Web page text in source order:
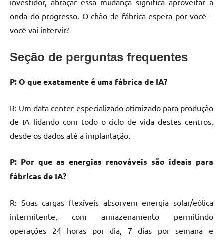
onda do progresso. O chão de fábrica espera por você –
você vai intervir?
Seção de perguntas frequentes
P: O que exatamente é uma fábrica de IA?
R: Um data center especializado otimizado para produção
de IA lidando com todo o ciclo de vida destes centros,
desde os dados até a implantação.
P: Por que as energias renováveis são ideais para
fábricas de IA?
R: Suas cargas flexíveis absorvem energia solar/eólica
intermitente, com armazenamento permitindo
operações 24 horas por dia, 7 dias por semana e